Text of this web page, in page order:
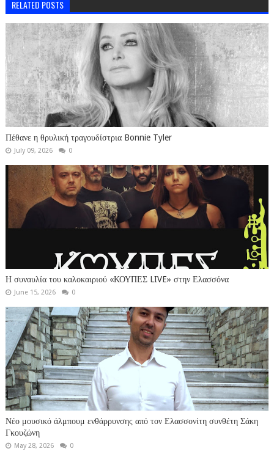
RELATED POSTS
Πέθανε η θρυλική τραγουδίστρια Bonnie Tyler
July 09, 2026 0
Η συναυλία του καλοκαιριού «ΚΟΥΠΕΣ LIVE» στην Ελασσόνα
June 15, 2026 0
Νέο μουσικό άλμπουμ ενθάρρυνσης από τον Ελασσονίτη συνθέτη Σάκη
Γκουζώνη
May 28, 2026 0